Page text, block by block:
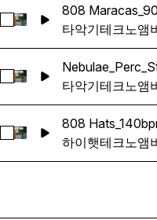
808 Maracas_90bpm 선택
808
타악기테크노앰
Nebulae_Perc_Sfx_160bpm
타악기테크노앰
808 Hats_140bpm 선택
808
하이햇테크노앰